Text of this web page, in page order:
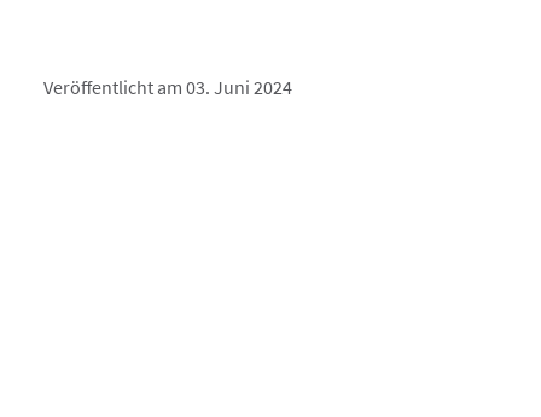
Veröffentlicht am 03. Juni 2024